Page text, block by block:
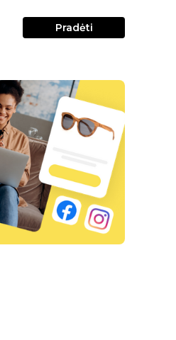
Pradėti